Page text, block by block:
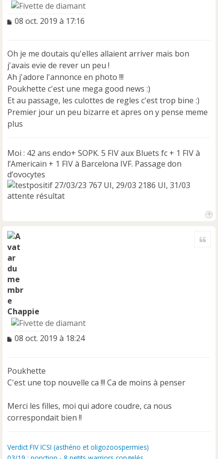
M
s
a
g
e
n
o
n
l
u
08 oct. 2019 à 17:16
Oh je me doutais qu'elles allaient arriver mais bon
j'avais evie de rever un peu !
Ah j'adore l'annonce en photo !!!
Poukhette c'est une mega good news :)
Et au passage, les culottes de regles c'est trop bine :)
Premier jour un peu bizarre et apres on y pense meme
plus
Moi : 42 ans endo+ SOPK. 5 FIV aux Bluets fc + 1 FIV à
l’Americain + 1 FIV à Barcelona IVF. Passage don
d’ovocytes
27/03/23 767 UI, 29/03 2186 UI, 31/03
attente résultat
Chappie
M
a
g
n
o
n
08 oct. 2019 à 18:24
Poukhette
C'est une top nouvelle ca !!! Ca de moins à penser
Merci les filles, moi qui adore coudre, ca nous
correspondait bien !!
Verdict FIV ICSI (asthéno et oligozoospermies)